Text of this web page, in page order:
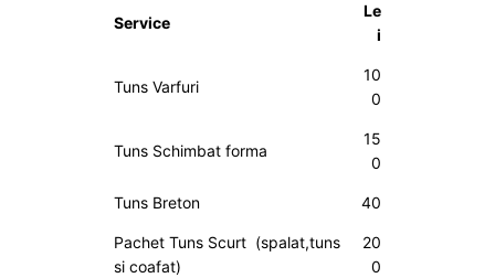
Service
Le
i
Tuns Varfuri
10
0
Tuns Schimbat forma
15
0
Tuns Breton 40
Pachet Tuns Scurt (spalat,tuns
si coafat)
20
0